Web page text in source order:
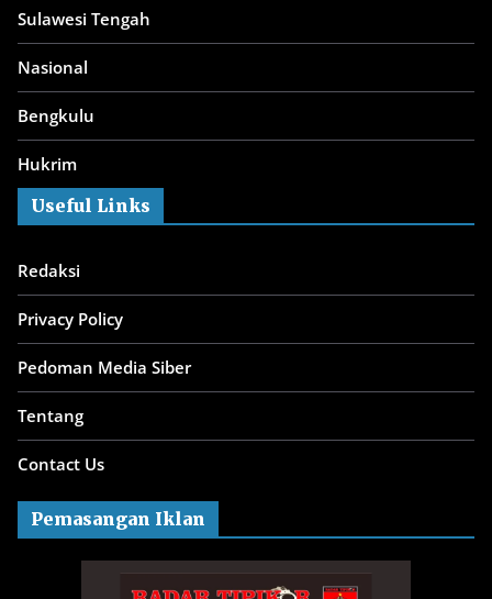
Sulawesi Tengah
Nasional
Bengkulu
Hukrim
Useful Links
Redaksi
Privacy Policy
Pedoman Media Siber
Tentang
Contact Us
Pemasangan Iklan